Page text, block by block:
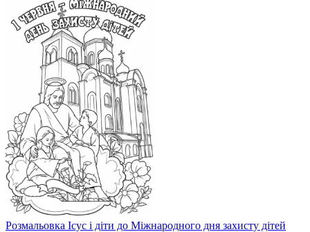
Розмальовка Ісус і діти до Міжнародного дня захисту дітей